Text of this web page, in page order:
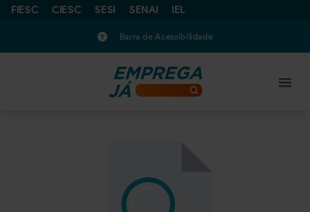
FIESC CIESC SESI SENAI IEL
Barra de Acessibilidade